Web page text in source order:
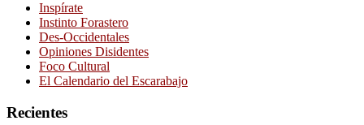
Inspírate
Instinto Forastero
Des-Occidentales
Opiniones Disidentes
Foco Cultural
El Calendario del Escarabajo
Recientes